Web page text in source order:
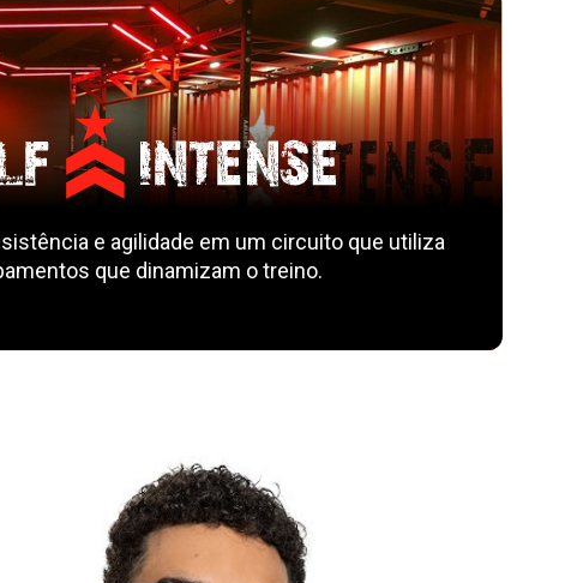
e agilidade em um circuito que utiliza
que dinamizam o treino.